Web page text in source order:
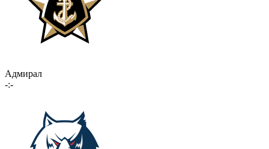
Адмирал
-:-